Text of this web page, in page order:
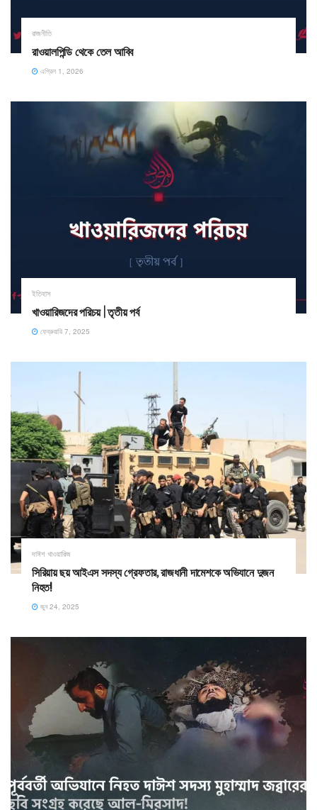
রাজনীতি
রাওয়ালপিন্ডি থেকে তেল আবিব ​
এপ্রিল 1, 2026
ইতিহাস
খাওয়ারিজদের পরিচয় | তৃতীয় পর্ব
ফেব্রুয়ারি 7, 2025
দাঈশ খাওয়ারিজ
সিরিয়ায় ছয় আইএস সদস্য গ্রেফতার, রাজধানী দামেশকে অভিযানে দুজন
নিহত!
জুন 24, 2025